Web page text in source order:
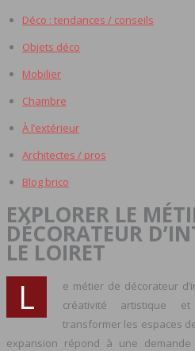
Déco : tendances / conseils
Objets déco
Mobilier
Chambre
À l’extérieur
Architectes / pros
Blog brico
EXPLORER LE
DÉCORATEUR
LE LOIRET
L
e métier de décorateur
créativité artistique
transformer les espaces
expansion répond à une